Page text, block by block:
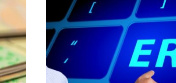
5 señales de que tu
dProduction ERP Expowin